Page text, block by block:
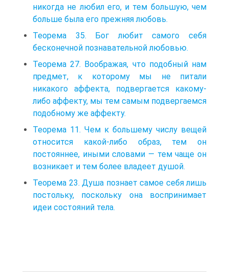
никогда не любил его, и тем большую, чем
больше была его прежняя любовь.
Теорема 35. Бог любит самого себя
бесконечной познавательной любовью.
Теорема 27. Воображая, что подобный нам
предмет, к которому мы не питали
никакого аффекта, подвергается какому-
либо аффекту, мы тем самым подвергаемся
подобному же аффекту.
Теорема 11. Чем к большему числу вещей
относится какой-либо образ, тем он
постояннее, иными словами — тем чаще он
возникает и тем более владеет душой.
Теорема 23. Душа познает самое себя лишь
постольку, поскольку она воспринимает
идеи состояний тела.